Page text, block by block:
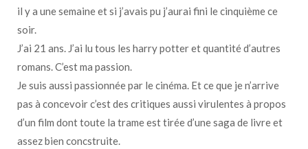
il y a une semaine et si j’avais pu j’aurai fini le cinquième ce
soir.
J’ai 21 ans. J’ai lu tous les harry potter et quantité d’autres
romans. C’est ma passion.
Je suis aussi passionnée par le cinéma. Et ce que je n’arrive
pas à concevoir c’est des critiques aussi virulentes à propos
d’un film dont toute la trame est tirée d’une saga de livre et
assez bien concstruite.